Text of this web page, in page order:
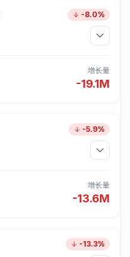
-8.0%
增长量
-19.1M
-5.9%
增长量
-13.6M
-13.3%